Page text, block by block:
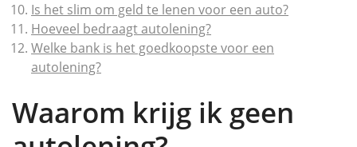
Is het slim om geld te lenen voor een auto?
Hoeveel bedraagt autolening?
Welke bank is het goedkoopste voor een
autolening?
Waarom krijg ik geen